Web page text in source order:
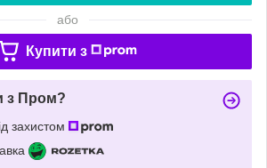
або
Купити з
з Пром?
захистом